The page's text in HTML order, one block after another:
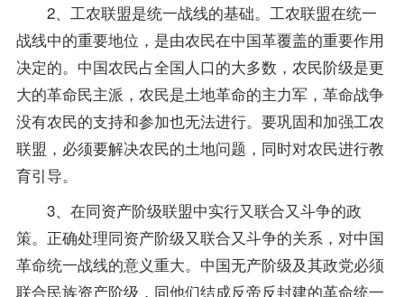
2、工农联盟是统一战线的基础。工农联盟在统一
战线中的重要地位，是由农民在中国革覆盖的重要作用
决定的。中国农民占全国人口的大多数，农民阶级是更
大的革命民主派，农民是土地革命的主力军，革命战争
没有农民的支持和参加也无法进行。要巩固和加强工农
联盟，必须要解决农民的土地问题，同时对农民进行教
育引导。
3、在同资产阶级联盟中实行又联合又斗争的政
策。正确处理同资产阶级又联合又斗争的关系，对中国
革命统一战线的意义重大。中国无产阶级及其政党必须
联合民族资产阶级，同他们结成反帝反封建的革命统一